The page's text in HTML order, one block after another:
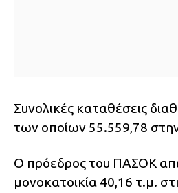
Συνολικές καταθέσεις
των οποίων 55.559,78
Ο πρόεδρος του ΠΑΣΟΚ
μονοκατοικία 40,16 τ.μ.